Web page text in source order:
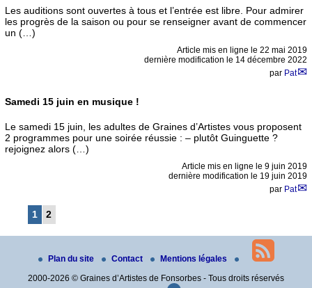
Les auditions sont ouvertes à tous et l’entrée est libre. Pour admirer
les progrès de la saison ou pour se renseigner avant de commencer
un (…)
Article mis en ligne le 22 mai 2019
dernière modification le 14 décembre 2022
par Pat
Samedi 15 juin en musique !
Le samedi 15 juin, les adultes de Graines d’Artistes vous proposent
2 programmes pour une soirée réussie : – plutôt Guinguette ?
rejoignez alors (…)
Article mis en ligne le 9 juin 2019
dernière modification le 19 juin 2019
par Pat
1 2
Plan du site Contact
Mentions légales
2000-2026 © Graines d’Artistes de Fonsorbes - Tous droits réservés